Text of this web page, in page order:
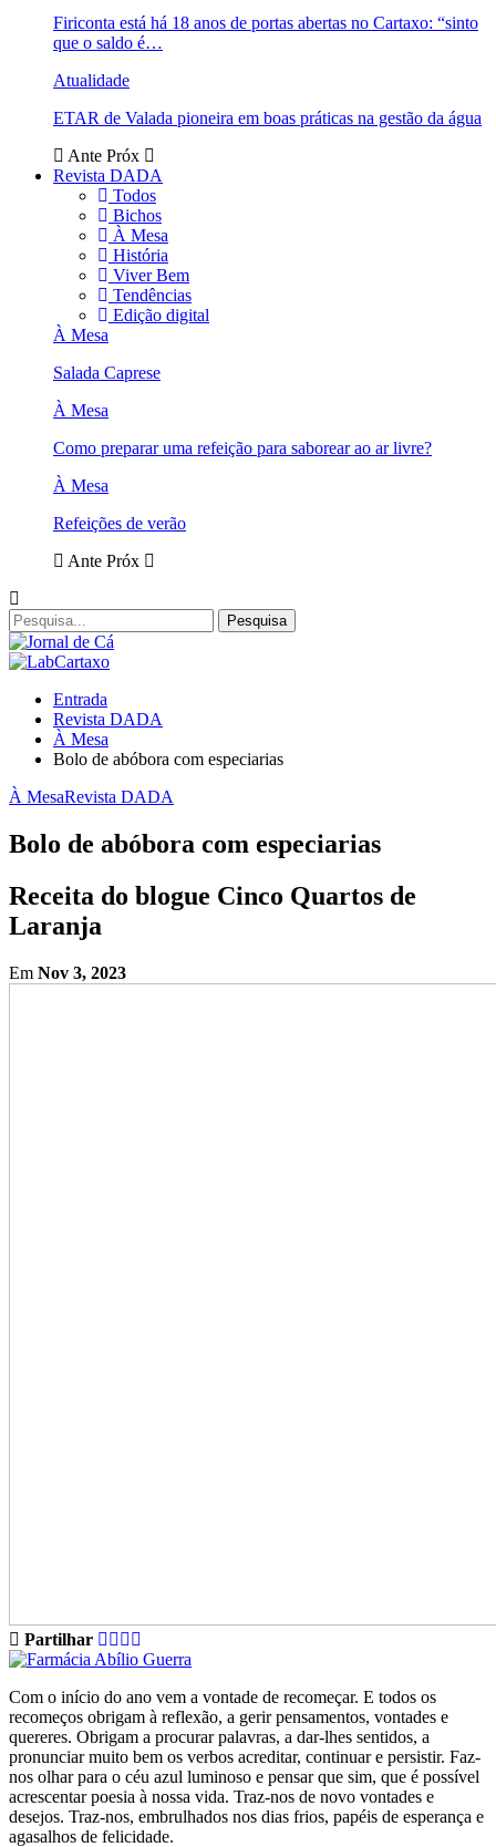
Firiconta está há 18 anos de portas abertas no Cartaxo: “sinto
que o saldo é…
Atualidade
ETAR de Valada pioneira em boas práticas na gestão da água
Ante Próx
Revista DADA
Todos
Bichos
À Mesa
História
Viver Bem
Tendências
Edição digital
À Mesa
Salada Caprese
À Mesa
Como preparar uma refeição para saborear ao ar livre?
À Mesa
Refeições de verão
Ante Próx
Entrada
Revista DADA
À Mesa
Bolo de abóbora com especiarias
À MesaRevista DADA
Bolo de abóbora com especiarias
Receita do blogue Cinco Quartos de
Laranja
Em Nov 3, 2023
Partilhar
Com o início do ano vem a vontade de recomeçar. E todos os
recomeços obrigam à reflexão, a gerir pensamentos, vontades e
quereres. Obrigam a procurar palavras, a dar-lhes sentidos, a
pronunciar muito bem os verbos acreditar, continuar e persistir. Faz-
nos olhar para o céu azul luminoso e pensar que sim, que é possível
acrescentar poesia à nossa vida. Traz-nos de novo vontades e
desejos. Traz-nos, embrulhados nos dias frios, papéis de esperança e
agasalhos de felicidade.